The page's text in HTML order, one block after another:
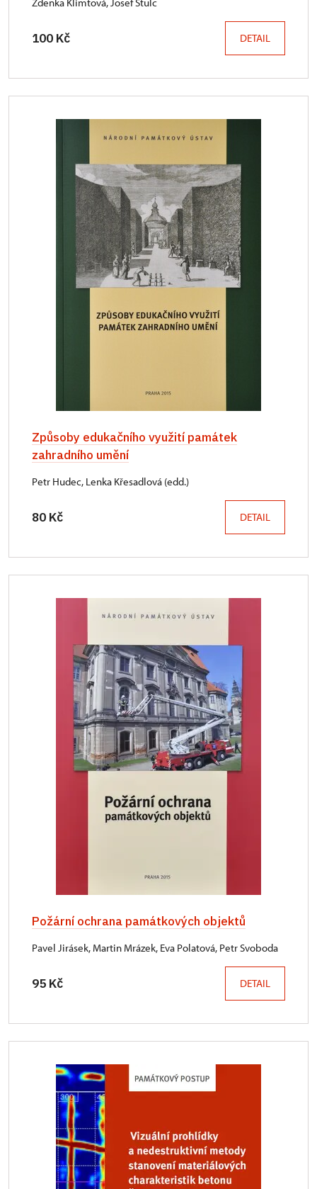
100 Kč DETAIL
Způsoby edukačního využití památek
zahradního umění
Petr Hudec, Lenka Křesadlová (edd.)
80 Kč DETAIL
Požární ochrana památkových objektů
Pavel Jirásek, Martin Mrázek, Eva Polatová, Petr Svoboda
95 Kč DETAIL